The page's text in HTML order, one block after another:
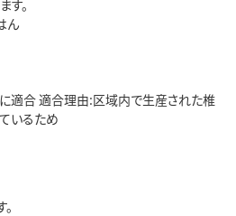
す。
ん
適合 適合理由:区域内で生産された椎
いるため